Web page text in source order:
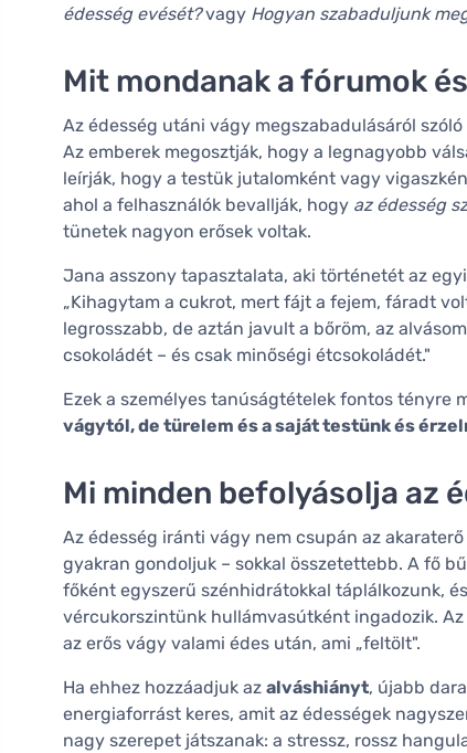
édesség evését?vagy Hogyan szabaduljunk
Mit mondanak a fórumok
Az édesség utáni vágy megszabadulásáról
Az emberek megosztják, hogy a legnagyobb
leírják, hogy a testük jutalomként vagy
ahol a felhasználók bevallják, hogy az édesség
tünetek nagyon erősek voltak.
Jana asszony tapasztalata, aki történetét az
„Kihagytam a cukrot, mert fájt a fejem, fáradt
legrosszabb, de aztán javult a bőröm, az
csokoládét – és csak minőségi étcsokoládét."
Ezek a személyes tanúságtételek fontos tényre
vágytól, de türelem és a saját testünk és
Mi minden befolyásolja az
Az édesség iránti vágy nem csupán az
gyakran gondoljuk – sokkal összetettebb. A fő
főként egyszerű szénhidrátokkal táplálkozunk,
vércukorszintünk hullámvasútként ingadozik.
az erős vágy valami édes után, ami „feltölt".
Ha ehhez hozzáadjuk az alváshiányt, újabb
energiaforrást keres, amit az édességek
nagy szerepet játszanak: a stressz, rossz